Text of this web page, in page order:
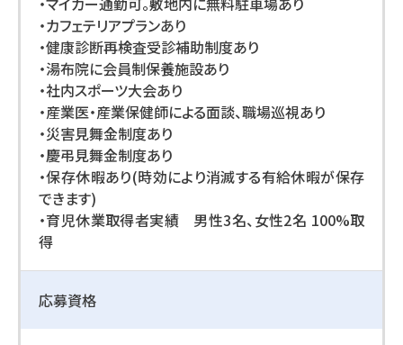
・カフェテリアプランあり
・健康診断再検査受診補助制度あり
・湯布院に会員制保養施設あり
・社内スポーツ大会あり
・産業医・産業保健師による面談、職場巡視あり
・災害見舞金制度あり
・慶弔見舞金制度あり
・保存休暇あり(時効により消滅する有給休暇が保存
できます)
・育児休業取得者実績 男性3名、女性2名 100%取
得
応募資格